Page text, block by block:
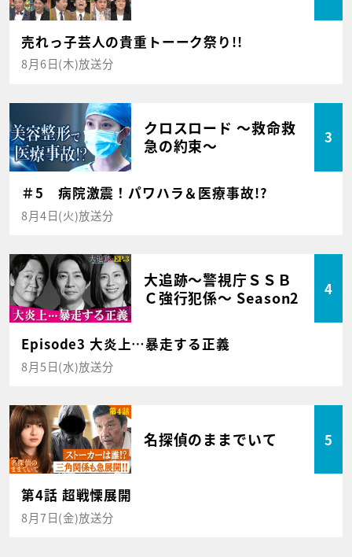
売れっ子芸人の貴重トーーク祭り!!
8月6日(木)放送分
クロスロード ～救命救
急の約束～
3
＃5 病院激震！パワハラ＆医療事故!?
8月4日(火)放送分
大追跡～警視庁ＳＳＢ
Ｃ強行犯係～ Season2
4
Episode3 大炎上…暴走する正義
8月5日(水)放送分
名探偵のままでいて 5
第4話 超戦慄展開
8月7日(金)放送分